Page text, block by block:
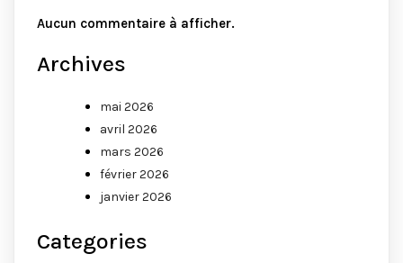
Aucun commentaire à afficher.
Archives
mai 2026
avril 2026
mars 2026
février 2026
janvier 2026
Categories